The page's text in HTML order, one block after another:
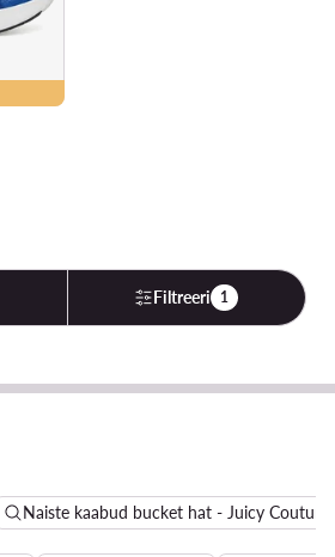
Filtreeri 1
Naiste kaabud bucket hat - Juicy Couture